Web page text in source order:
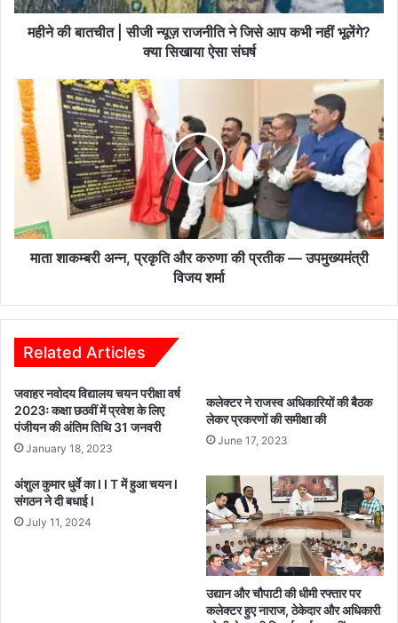
जिसे
आप
भूलेंगे?
क्या
सिखाया
ऐसा
संघर्ष
महीने की बातचीत | सीजी न्यूज़ राजनीति ने जिसे आप कभी नहीं भूलेंगे?
क्या सिखाया ऐसा संघर्ष
माता
शाकम्बरी
अन्न,
प्रकृति
और
करुणा
—
उपमुख्यमंत्री
माता शाकम्बरी अन्न, प्रकृति और करुणा की प्रतीक — उपमुख्यमंत्री
विजय शर्मा
Related Articles
जवाहर नवोदय विद्यालय चयन परीक्षा वर्ष
2023ः कक्षा छठवीं में प्रवेश के लिए
पंजीयन की अंतिम तिथि 31 जनवरी
January 18, 2023
कलेक्टर ने राजस्व अधिकारियों की बैठक
लेकर प्रकरणों की समीक्षा की
June 17, 2023
अंशुल कुमार धुर्वे का I I T में हुआ चयन l
संगठन ने दी बधाई l
July 11, 2024
उद्यान और चौपाटी की धीमी रफ्तार पर
कलेक्टर हुए नाराज, ठेकेदार और अधिकारी